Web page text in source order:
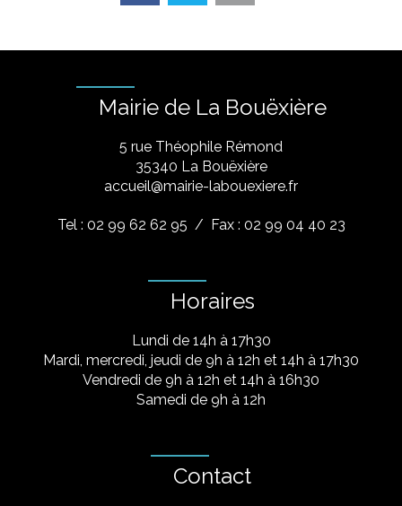
Mairie de La Bouëxière
5 rue Théophile Rémond
​35340 La Bouëxière
accueil@mairie-labouexiere.fr
Tel : 02 99 62 62 95 / Fax : 02 99 04 40 23
Horaires
Lundi de 14h à 17h30
Mardi, mercredi, jeudi de 9h à 12h et 14h à 17h30
Vendredi de 9h à 12h et 14h à 16h30
Samedi de 9h à 12h
Contact